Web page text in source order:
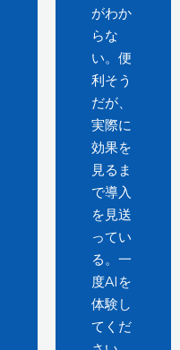
がわか
らな
い。便
利そう
だが、
実際に
効果を
見るま
で導入
を見送
ってい
る。一
度AIを
体験し
てくだ